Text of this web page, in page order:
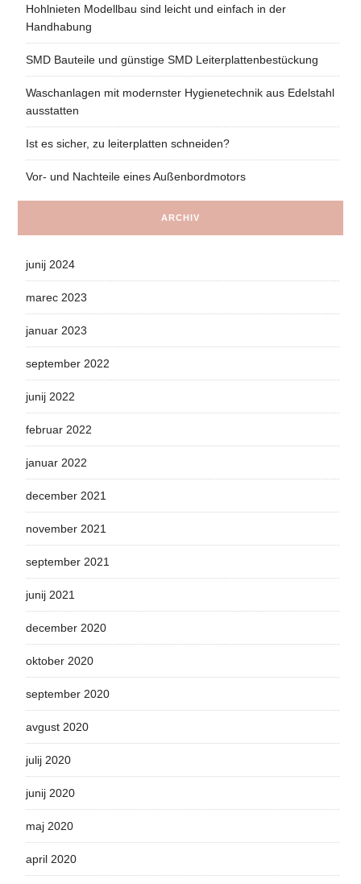
Hohlnieten Modellbau sind leicht und einfach in der
Handhabung
SMD Bauteile und günstige SMD Leiterplattenbestückung
Waschanlagen mit modernster Hygienetechnik aus Edelstahl
ausstatten
Ist es sicher, zu leiterplatten schneiden?
Vor- und Nachteile eines Außenbordmotors
ARCHIV
junij 2024
marec 2023
januar 2023
september 2022
junij 2022
februar 2022
januar 2022
december 2021
november 2021
september 2021
junij 2021
december 2020
oktober 2020
september 2020
avgust 2020
julij 2020
junij 2020
maj 2020
april 2020